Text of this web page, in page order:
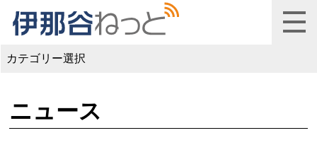
カテゴリー選択
ニュース